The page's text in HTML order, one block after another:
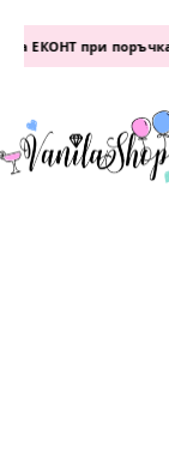
при поръчка